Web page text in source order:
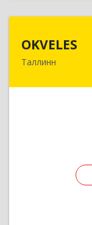
OKVELES
Таллинн